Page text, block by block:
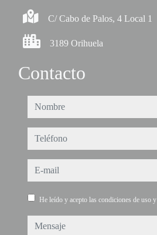
C/ Cabo de Palos, 4 Local 1
3189 Orihuela
Contacto
nombre
teléfono
e-mail
He leído y acepto las condiciones de uso y
mensaje